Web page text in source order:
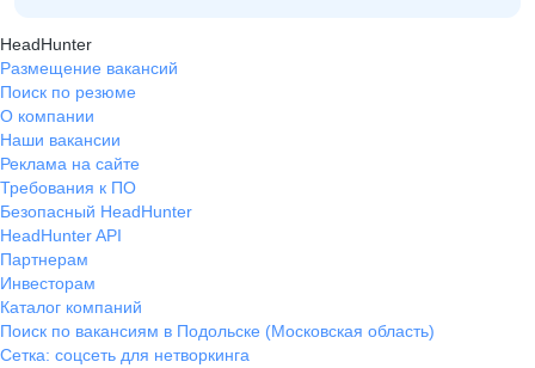
HeadHunter
Размещение вакансий
Поиск по резюме
О компании
Наши вакансии
Реклама на сайте
Требования к ПО
Безопасный HeadHunter
HeadHunter API
Партнерам
Инвесторам
Каталог компаний
Поиск по вакансиям в Подольске (Московская область)
Сетка: соцсеть для нетворкинга